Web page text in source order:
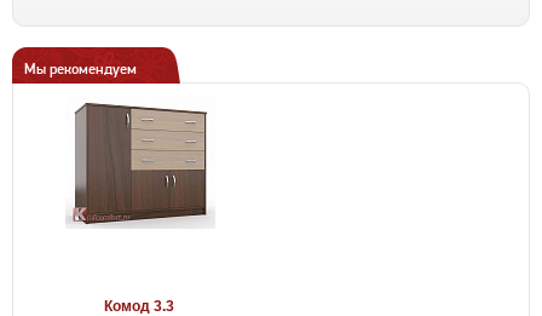
Мы рекомендуем
Комод 3.3